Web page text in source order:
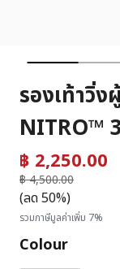
รองเท้าวิ่
NITRO™ 3
฿ 2,250.00
฿ 4,500.00
ถึง
(ลด 50%)
รวมภาษีมูลค่าเพิ่ม 7%
Colour